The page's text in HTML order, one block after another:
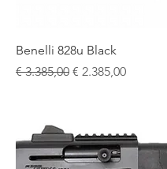
Benelli 828u Black
Normale prijs
€ 3.385,00 Verkoopprijs
€ 2.385,00